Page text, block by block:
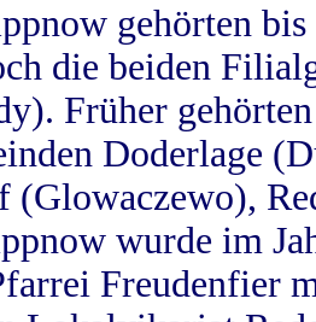
gehörten
die beiden
Früher
Doderlage
wurde im
Freudenfier